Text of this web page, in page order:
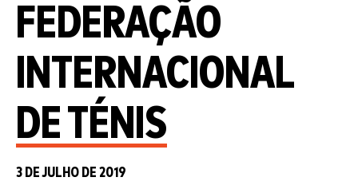
FEDERAÇÃO
INTERNACIONAL
DE TÉNIS
3 DE JULHO DE 2019